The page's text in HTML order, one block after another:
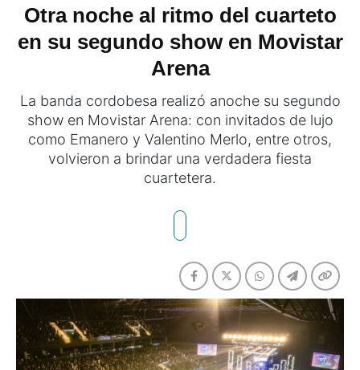
Otra noche al ritmo del cuarteto
en su segundo show en Movistar
Arena
La banda cordobesa realizó anoche su segundo
show en Movistar Arena: con invitados de lujo
como Emanero y Valentino Merlo, entre otros,
volvieron a brindar una verdadera fiesta
cuartetera.